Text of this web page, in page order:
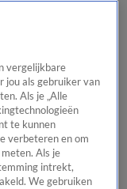
van Hart
Tip de
vergelijkbare
jou als gebruiker van
Als je „Alle
te kunnen
verbeteren en om
Als je
intrekt,
We gebruiken